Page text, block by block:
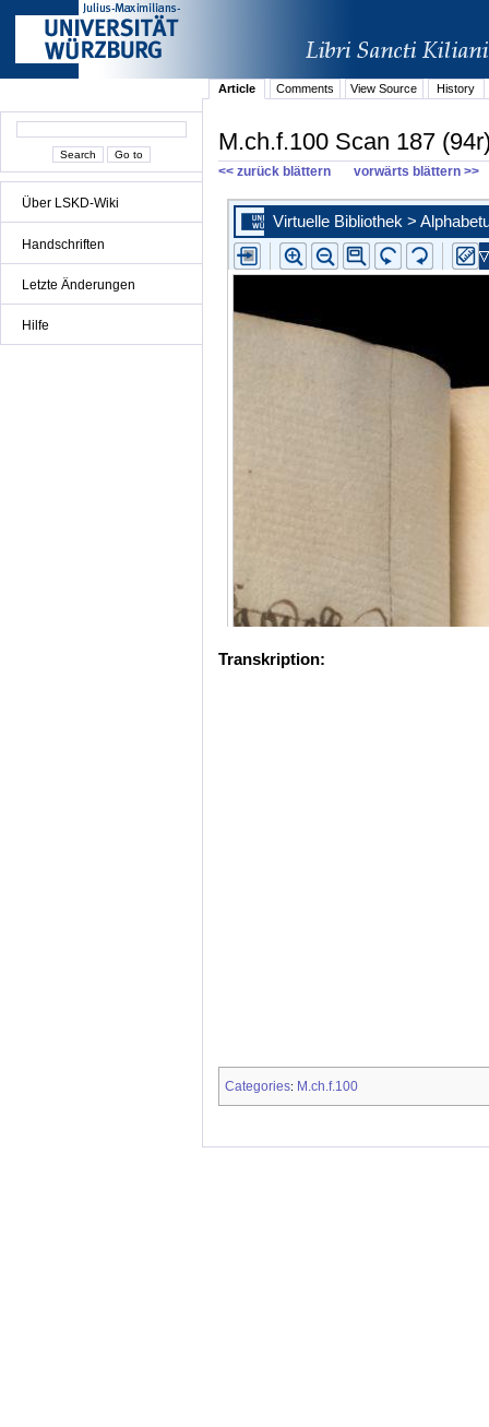
Über LSKD-Wiki
Handschriften
Letzte Änderungen
Hilfe
Article Comments View Source History
M.ch.f.100 Scan 187
<< zurück blättern vorwärts blättern >>
Transkription:
Categories: M.ch.f.100